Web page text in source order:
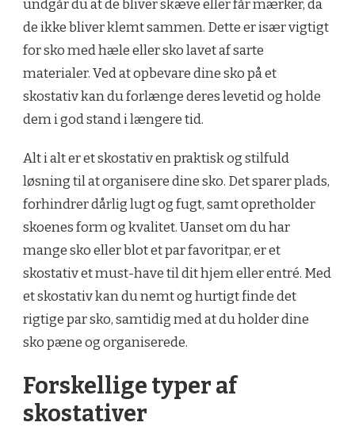
undgår du at de bliver skæve eller får mærker, da
de ikke bliver klemt sammen. Dette er især vigtigt
for sko med hæle eller sko lavet af sarte
materialer. Ved at opbevare dine sko på et
skostativ kan du forlænge deres levetid og holde
dem i god stand i længere tid.
Alt i alt er et skostativ en praktisk og stilfuld
løsning til at organisere dine sko. Det sparer plads,
forhindrer dårlig lugt og fugt, samt opretholder
skoenes form og kvalitet. Uanset om du har
mange sko eller blot et par favoritpar, er et
skostativ et must-have til dit hjem eller entré. Med
et skostativ kan du nemt og hurtigt finde det
rigtige par sko, samtidig med at du holder dine
sko pæne og organiserede.
Forskellige typer af
skostativer